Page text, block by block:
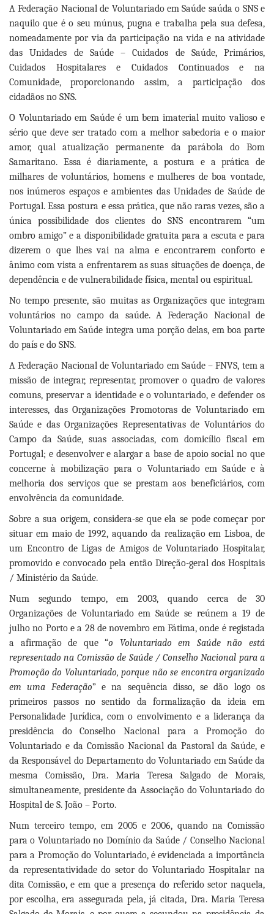
A Federação Nacional de Voluntariado em Saúde saúda o SNS e
naquilo que é o seu múnus, pugna e trabalha pela sua defesa,
nomeadamente por via da participação na vida e na atividade
das Unidades de Saúde – Cuidados de Saúde, Primários,
Cuidados Hospitalares e Cuidados Continuados e na
Comunidade, proporcionando assim, a participação dos
cidadãos no SNS.
O Voluntariado em Saúde é um bem imaterial muito valioso e
sério que deve ser tratado com a melhor sabedoria e o maior
amor, qual atualização permanente da parábola do Bom
Samaritano. Essa é diariamente, a postura e a prática de
milhares de voluntários, homens e mulheres de boa vontade,
nos inúmeros espaços e ambientes das Unidades de Saúde de
Portugal. Essa postura e essa prática, que não raras vezes, são a
única possibilidade dos clientes do SNS encontrarem “um
ombro amigo” e a disponibilidade gratuita para a escuta e para
dizerem o que lhes vai na alma e encontrarem conforto e
ânimo com vista a enfrentarem as suas situações de doença, de
dependência e de vulnerabilidade física, mental ou espiritual.
No tempo presente, são muitas as Organizações que integram
voluntários no campo da saúde. A Federação Nacional de
Voluntariado em Saúde integra uma porção delas, em boa parte
do país e do SNS.
A Federação Nacional de Voluntariado em Saúde – FNVS, tem a
missão de integrar, representar, promover o quadro de valores
comuns, preservar a identidade e o voluntariado, e defender os
interesses, das Organizações Promotoras de Voluntariado em
Saúde e das Organizações Representativas de Voluntários do
Campo da Saúde, suas associadas, com domicílio fiscal em
Portugal; e desenvolver e alargar a base de apoio social no que
concerne à mobilização para o Voluntariado em Saúde e à
melhoria dos serviços que se prestam aos beneficiários, com
envolvência da comunidade.
Sobre a sua origem, considera-se que ela se pode começar por
situar em maio de 1992, aquando da realização em Lisboa, de
um Encontro de Ligas de Amigos de Voluntariado Hospitalar,
promovido e convocado pela então Direção-geral dos Hospitais
/ Ministério da Saúde.
Num segundo tempo, em 2003, quando cerca de 30
Organizações de Voluntariado em Saúde se reúnem a 19 de
julho no Porto e a 28 de novembro em Fátima, onde é registada
a afirmação de que “o Voluntariado em Saúde não está
representado na Comissão de Saúde / Conselho Nacional para a
Promoção do Voluntariado, porque não se encontra organizado
em uma Federação” e na sequência disso, se dão logo os
primeiros passos no sentido da formalização da ideia em
Personalidade Jurídica, com o envolvimento e a liderança da
presidência do Conselho Nacional para a Promoção do
Voluntariado e da Comissão Nacional da Pastoral da Saúde, e
da Responsável do Departamento do Voluntariado em Saúde da
mesma Comissão, Dra. Maria Teresa Salgado de Morais,
simultaneamente, presidente da Associação do Voluntariado do
Hospital de S. João – Porto.
Num terceiro tempo, em 2005 e 2006, quando na Comissão
para o Voluntariado no Domínio da Saúde / Conselho Nacional
para a Promoção do Voluntariado, é evidenciada a importância
da representatividade do setor do Voluntariado Hospitalar na
dita Comissão, e em que a presença do referido setor naquela,
por escolha, era assegurada pela, já citada, Dra. Maria Teresa